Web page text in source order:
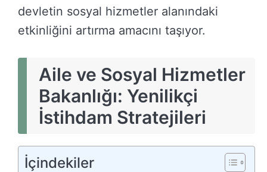
devletin sosyal hizmetler alanındaki
etkinliğini artırma amacını taşıyor.
Aile ve Sosyal Hizmetler
Bakanlığı: Yenilikçi
İstihdam Stratejileri
İçindekiler